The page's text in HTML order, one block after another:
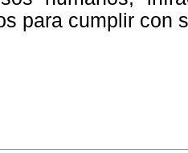
para cumplir con